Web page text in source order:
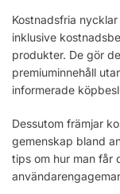
Kostnadsfria
inklusive
produkter. De gör
premiuminnehåll
informerade
Dessutom främjar
gemenskap bland
tips om hur man får